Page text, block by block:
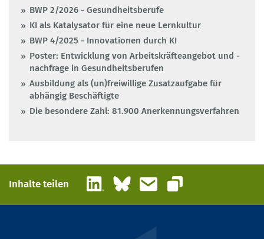
BWP 2/2026 - Gesundheitsberufe
KI als Katalysator für eine neue Lernkultur
BWP 4/2025 - Innovationen durch KI
Poster: Entwicklung von Arbeitskräfteangebot und -
nachfrage in Gesundheitsberufen
Ausbildung als (un)freiwillige Zusatzaufgabe für
abhängig Beschäftigte
Die besondere Zahl: 81.900 Anerkennungsverfahren
Inhalte teilen LinkedInBlueskyE-Mail
Link kopieren